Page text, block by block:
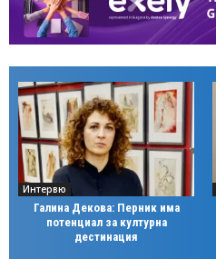
Интервю
Галина Декова: Перник има
потенциал за културна
дестинация